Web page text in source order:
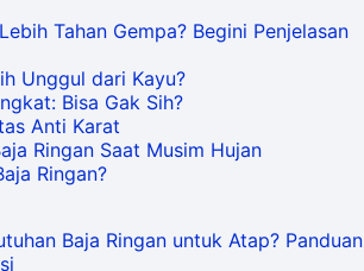
Tahan Gempa? Begini Penjelasan
Unggul dari Kayu?
Bisa Gak Sih?
Anti Karat
Ringan Saat Musim Hujan
Ringan?
Baja Ringan untuk Atap? Panduan